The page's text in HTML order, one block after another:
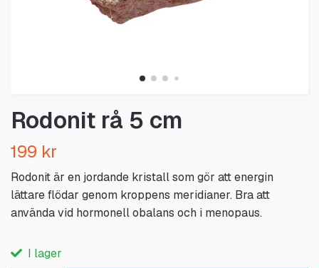
Rodonit rå 5 cm
199 kr
Rodonit är en jordande kristall som gör att energin
lättare flödar genom kroppens meridianer. Bra att
använda vid hormonell obalans och i menopaus.
I lager